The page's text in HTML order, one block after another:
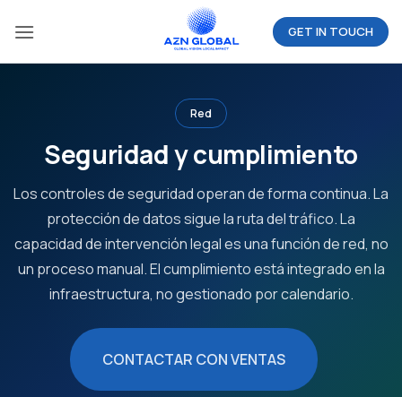
GET IN TOUCH
Red
Seguridad y cumplimiento
Los controles de seguridad operan de forma continua. La
protección de datos sigue la ruta del tráfico. La
capacidad de intervención legal es una función de red, no
un proceso manual. El cumplimiento está integrado en la
infraestructura, no gestionado por calendario.
CONTACTAR CON VENTAS